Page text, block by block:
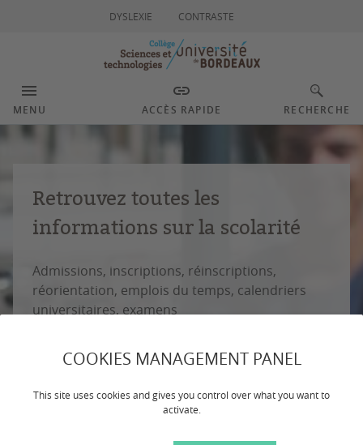
COOKIES MANAGEMENT PANEL
This site uses cookies and gives you control over what you want to
activate.
DYSLEXIE CONTRASTE
MENU ACCÈS RAPIDE RECHERCHE
Retrouvez toutes les
informations sur la scolarité
Admissions, inscriptions, réinscriptions,
réorientation, emplois du temps, calendriers
universitaires, examens
EN SAVOIR +